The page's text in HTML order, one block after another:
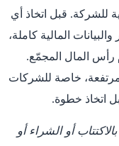
للشركة. قبل اتخاذ أي
المالية كاملة،
المال المجمّع.
مرتفعة، خاصة للشركات
اتخاذ خطوة.
أو الشراء أو